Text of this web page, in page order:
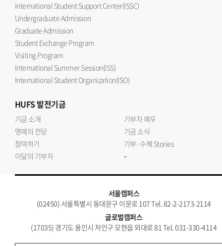
International Student Support Center(ISSC)
Undergraduate Admission
Graduate Admission
Student Exchange Program
Visiting Program
International Summer Session(ISS)
International Student Organization(ISO)
HUFS발전기금
기금 소개
기부자 예우
명예의 전당
기금 소식
참여하기
기부·수혜 Stories
이달의 기부자
-
서울캠퍼스
(02450) 서울특별시 동대문구 이문로 107 Tel. 82-2-2173-2114
글로벌캠퍼스
(17035) 경기도 용인시 처인구 모현읍 외대로 81 Tel. 031-330-4114